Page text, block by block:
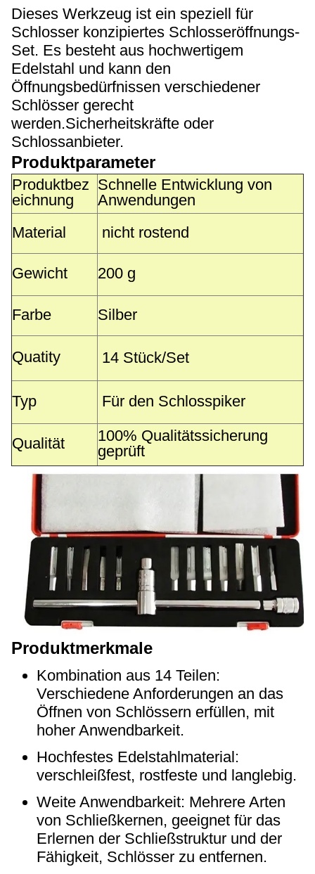
Dieses Werkzeug ist ein speziell für
Schlosser konzipiertes Schlosseröffnungs-
Set. Es besteht aus hochwertigem
Edelstahl und kann den
Öffnungsbedürfnissen verschiedener
Schlösser gerecht
werden.Sicherheitskräfte oder
Schlossanbieter.
Produktparameter
Produktbez
eichnung
Schnelle Entwicklung von
Anwendungen
Material
nicht rostend
Gewicht 200 g
Farbe Silber
Quatity 14 Stück/Set
Typ Für den Schlosspiker
Qualität
100% Qualitätssicherung
geprüft
Produktmerkmale
Kombination aus 14 Teilen:
Verschiedene Anforderungen an das
Öffnen von Schlössern erfüllen, mit
hoher Anwendbarkeit.
Hochfestes Edelstahlmaterial:
verschleißfest, rostfeste und langlebig.
Weite Anwendbarkeit: Mehrere Arten
von Schließkernen, geeignet für das
Erlernen der Schließstruktur und der
Fähigkeit, Schlösser zu entfernen.